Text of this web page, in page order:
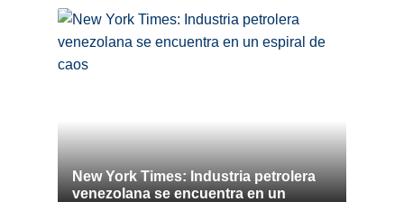
New York Times: Industria petrolera
venezolana se encuentra en un